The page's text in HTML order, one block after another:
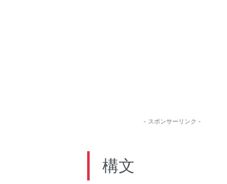
- スポンサーリンク -
構文